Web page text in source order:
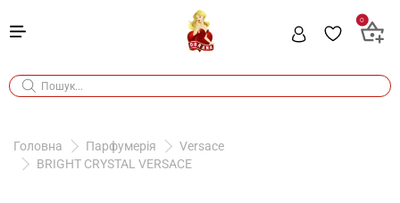
0
Головна Парфумерія
Versace
BRIGHT CRYSTAL VERSACE